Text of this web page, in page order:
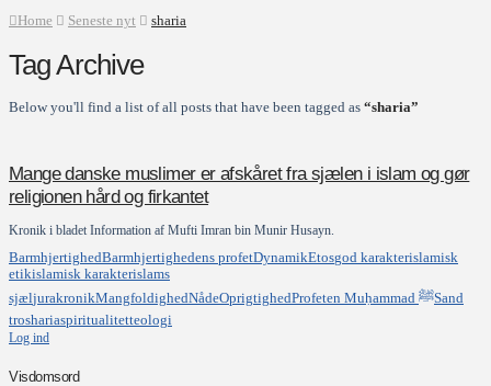
Home
Seneste nyt sharia
Tag Archive
Below you'll find a list of all posts that have been tagged as “sharia”
Mange danske muslimer er afskåret fra sjælen i islam og gør
religionen hård og firkantet
Kronik i bladet Information af Mufti Imran bin Munir Husayn.
BarmhjertighedBarmhjertighedens profetDynamikEtosgod karakterislamisk
etikislamisk karakterislams
sjæljurakronikMangfoldighedNådeOprigtighed Profeten Muḥammad ﷺSand
troshariaspiritualitetteologi
Log ind
Visdomsord